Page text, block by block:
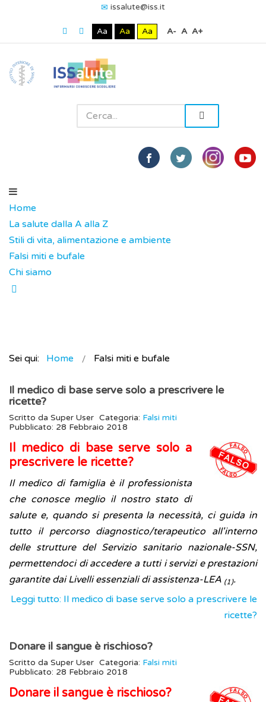
issalute@iss.it
Aa Aa Aa A- A A+
Home
La salute dalla A alla Z
Stili di vita, alimentazione e ambiente
Falsi miti e bufale
Chi siamo
Sei qui: Home Falsi miti e bufale
Il medico di base serve solo a prescrivere le
ricette?
Scritto da Super User Categoria: Falsi miti
Pubblicato: 28 Febbraio 2018
Il medico di base serve solo a
prescrivere le ricette?
Il medico di famiglia è il professionista
che conosce meglio il nostro stato di
salute e, quando si presenta la necessità, ci guida in
tutto il percorso diagnostico/terapeutico all'interno
delle strutture del Servizio sanitario nazionale-SSN,
permettendoci di accedere a tutti i servizi e prestazioni
garantite dai Livelli essenziali di assistenza-LEA (1).
Leggi tutto: Il medico di base serve solo a prescrivere le
ricette?
Donare il sangue è rischioso?
Scritto da Super User Categoria: Falsi miti
Pubblicato: 28 Febbraio 2018
Donare il sangue è rischioso?